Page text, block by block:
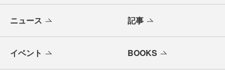
ニュース 記事
イベント BOOKS